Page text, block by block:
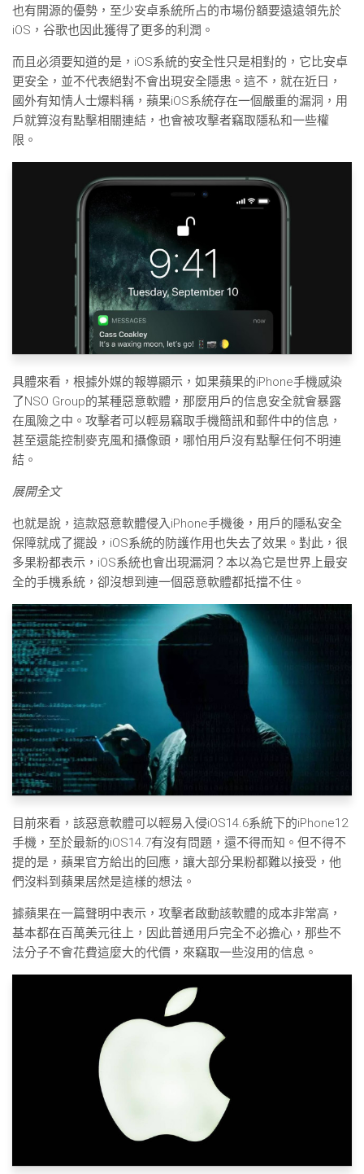
也有開源的優勢，至少安卓系統所占的市場份額要遠遠領先於
iOS，谷歌也因此獲得了更多的利潤。
而且必須要知道的是，iOS系統的安全性只是相對的，它比安卓
更安全，並不代表絕對不會出現安全隱患。這不，就在近日，
國外有知情人士爆料稱，蘋果iOS系統存在一個嚴重的漏洞，用
戶就算沒有點擊相關連結，也會被攻擊者竊取隱私和一些權
限。
具體來看，根據外媒的報導顯示，如果蘋果的iPhone手機感染
了NSO Group的某種惡意軟體，那麼用戶的信息安全就會暴露
在風險之中。攻擊者可以輕易竊取手機簡訊和郵件中的信息，
甚至還能控制麥克風和攝像頭，哪怕用戶沒有點擊任何不明連
結。
展開全文
也就是說，這款惡意軟體侵入iPhone手機後，用戶的隱私安全
保障就成了擺設，iOS系統的防護作用也失去了效果。對此，很
多果粉都表示，iOS系統也會出現漏洞？本以為它是世界上最安
全的手機系統，卻沒想到連一個惡意軟體都抵擋不住。
目前來看，該惡意軟體可以輕易入侵iOS14.6系統下的iPhone12
手機，至於最新的iOS14.7有沒有問題，還不得而知。但不得不
提的是，蘋果官方給出的回應，讓大部分果粉都難以接受，他
們沒料到蘋果居然是這樣的想法。
據蘋果在一篇聲明中表示，攻擊者啟動該軟體的成本非常高，
基本都在百萬美元往上，因此普通用戶完全不必擔心，那些不
法分子不會花費這麼大的代價，來竊取一些沒用的信息。